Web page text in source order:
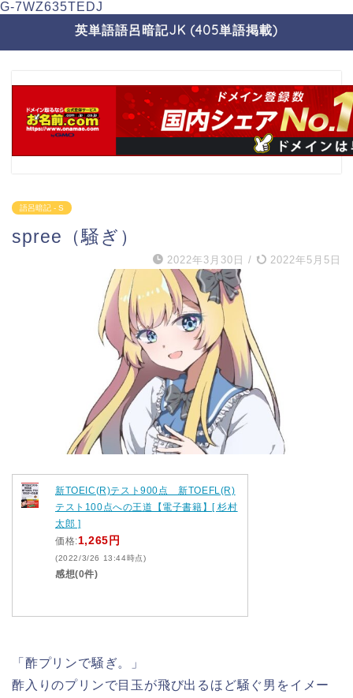
G-7WZ635TEDJ
英単語語呂暗記JK (405単語掲載)
語呂暗記 - S
spree（騒ぎ）
2022年3月30日 / 2022年5月5日
新TOEIC(R)テスト900点 新TOEFL(R)
テスト100点への王道【電子書籍】[ 杉村
太郎 ]
価格:1,265円
(2022/3/26 13:44時点)
感想(0件)
「酢プリンで騒ぎ。」
酢入りのプリンで目玉が飛び出るほど騒ぐ男をイメー